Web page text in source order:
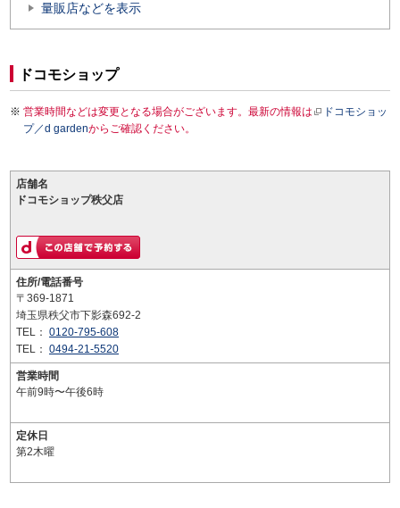
量販店などを表示
ドコモショップ
営業時間などは変更となる場合がございます。最新の情報は
ドコモショッ
プ／d gardenからご確認ください。
店舗名
ドコモショップ秩父店
住所/電話番号
〒369-1871
埼玉県秩父市下影森692-2
TEL： 0120-795-608
TEL： 0494-21-5520
営業時間
午前9時〜午後6時
定休日
第2木曜